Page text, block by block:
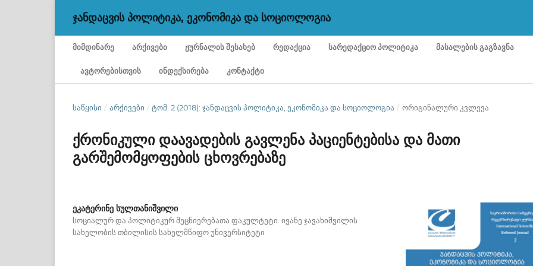
ᲯᲐᲜᲓᲐᲪᲕᲘᲡ ᲞᲝᲚᲘᲢᲘᲙᲐ, ᲔᲙᲝᲜᲝᲛᲘᲙᲐ ᲓᲐ ᲡᲝᲪᲘᲝᲚᲝᲒᲘᲐ
ᲛᲘᲛᲓᲘᲜᲐᲠᲔ ᲐᲠᲥᲘᲕᲔᲑᲘ ᲟᲣᲠᲜᲐᲚᲘᲡ ᲨᲔᲡᲐᲮᲔᲑ ᲠᲔᲓᲐᲥᲪᲘᲐ ᲡᲐᲠᲔᲓᲐᲥᲪᲘᲝ ᲞᲝᲚᲘᲢᲘᲙᲐ ᲛᲐᲡᲐᲚᲔᲑᲘᲡ ᲒᲐᲒᲖᲐᲕᲜᲐ
ᲐᲕᲢᲝᲠᲔᲑᲘᲡᲗᲕᲘᲡ ᲘᲜᲓᲔᲥᲡᲘᲠᲔᲑᲐ ᲙᲝᲜᲢᲐᲥᲢᲘ
ᲡᲐᲬᲧᲘᲡᲘ / ᲐᲠᲥᲘᲕᲔᲑᲘ / ᲢᲝᲛ. 2 (2018): ᲯᲐᲜᲓᲐᲪᲕᲘᲡ ᲞᲝᲚᲘᲢᲘᲙᲐ, ᲔᲙᲝᲜᲝᲛᲘᲙᲐ ᲓᲐ ᲡᲝᲪᲘᲝᲚᲝᲒᲘᲐ / ორიგინალური კვლევა
ქრონიკული დაავადების გავლენა პაციენტებისა და მათი
გარშემომყოფების ცხოვრებაზე
ეკატერინე სულთანიშვილი
სოციალურ და პოლიტიკურ მეცნიერებათა ფაკულტეტი. ივანე ჯავახიშვილის
სახელობის თბილისის სახელმწიფო უნივერსიტეტი